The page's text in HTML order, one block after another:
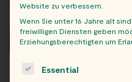
WIEN
Website zu verbessern.
Wenn Sie unter 16 Jahre alt
freiwilligen Diensten geben
Erziehungsberechtigten um
The following is a list of
Essential